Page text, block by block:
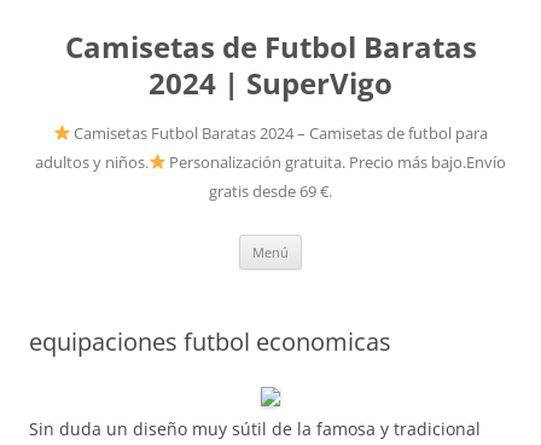
Camisetas de Futbol Baratas
2024 | SuperVigo
Camisetas Futbol Baratas 2024 – Camisetas de futbol para
adultos y niños.
Personalización gratuita. Precio más bajo.Envío
gratis desde 69 €.
Menú
equipaciones futbol economicas
Sin duda un diseño muy sútil de la famosa y tradicional